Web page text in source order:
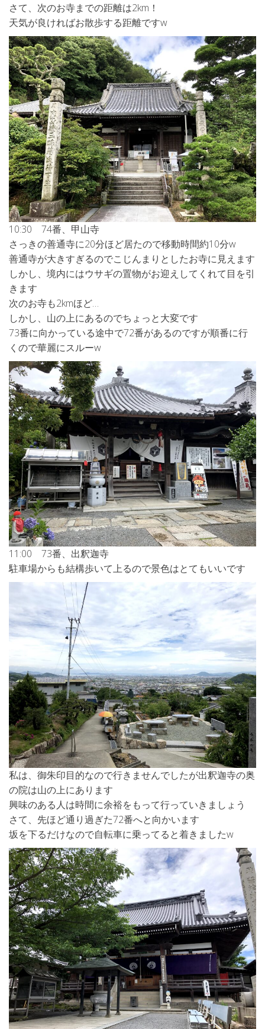
さて、次のお寺までの距離は2km！
天気が良ければお散歩する距離ですw
10:30 74番、甲山寺
さっきの善通寺に20分ほど居たので移動時間約10分w
善通寺が大きすぎるのでこじんまりとしたお寺に見えます
しかし、境内にはウサギの置物がお迎えしてくれて目を引
きます
次のお寺も2kmほど…
しかし、山の上にあるのでちょっと大変です
73番に向かっている途中で72番があるのですが順番に行
くので華麗にスルーw
11:00 73番、出釈迦寺
駐車場からも結構歩いて上るので景色はとてもいいです
私は、御朱印目的なので行きませんでしたが出釈迦寺の奥
の院は山の上にあります
興味のある人は時間に余裕をもって行っていきましょう
さて、先ほど通り過ぎた72番へと向かいます
坂を下るだけなので自転車に乗ってると着きましたw